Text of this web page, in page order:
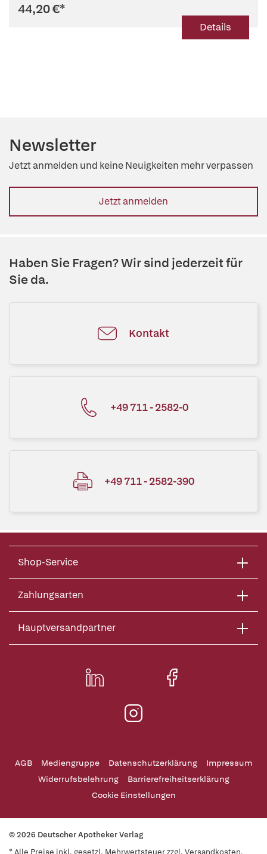
44,20 €*
Details
Newsletter
Jetzt anmelden und keine Neuigkeiten mehr verpassen
Jetzt anmelden
Haben Sie Fragen? Wir sind jederzeit für
Sie da.
Kontakt
+49 711 - 2582-0
+49 711 - 2582-390
Shop-Service
Zahlungsarten
Hauptversandpartner
AGB Mediengruppe Datenschutzerklärung
Impressum
Widerrufsbelehrung
Barrierefreiheitserklärung
Cookie Einstellungen
© 2026 Deutscher Apotheker Verlag
* Alle Preise inkl. gesetzl. Mehrwertsteuer zzgl. Versandkosten,